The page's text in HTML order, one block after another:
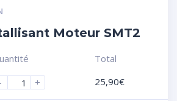
Moteur SMT2
+
Total
25,90€